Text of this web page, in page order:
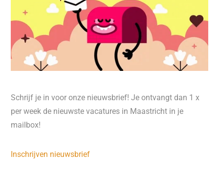
Schrijf je in voor onze nieuwsbrief! Je ontvangt dan 1 x
per week de nieuwste vacatures in Maastricht in je
mailbox!
Inschrijven nieuwsbrief